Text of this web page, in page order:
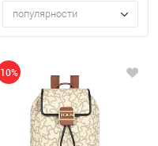
популярности
10%